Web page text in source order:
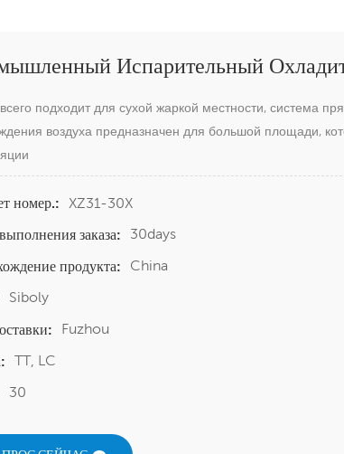
Испарительный
подходит для сухой жаркой местности, система
воздуха предназначен для большой площади,
номер.:
XZ31-30X
заказа:
30days
продукта:
China
Siboly
Fuzhou
TT, LC
30